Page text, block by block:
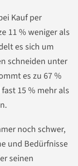
Kauf per
11 % weniger als
es sich um
schneiden unter
es zu 67 %
15 % mehr als
noch schwer,
und Bedürfnisse
seinen